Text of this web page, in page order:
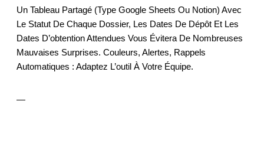
Un Tableau Partagé (type Google Sheets Ou Notion) Avec
Le Statut De Chaque Dossier, Les Dates De Dépôt Et Les
Dates D’obtention Attendues Vous Évitera De Nombreuses
Mauvaises Surprises. Couleurs, Alertes, Rappels
Automatiques : Adaptez L’outil À Votre Équipe.
—